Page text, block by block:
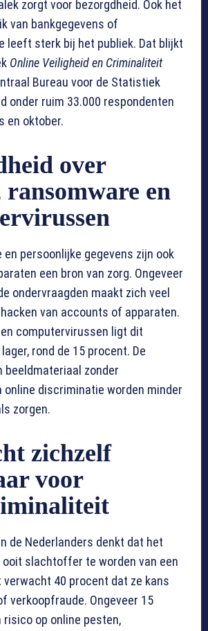
zorgt voor bezorgdheid. Ook het
van bankgegevens of
leeft sterk bij het publiek. Dat blijkt
Online Veiligheid en Criminaliteit
Bureau voor de Statistiek
onder ruim 33.000 respondenten
en oktober.
over
ransomware en
persoonlijke gegevens zijn ook
een bron van zorg. Ongeveer
ondervraagden maakt zich veel
van accounts of apparaten.
computervirussen ligt dit
rond de 15 procent. De
beeldmateriaal zonder
online discriminatie worden minder
zorgen.
zichzelf
voor
de Nederlanders denkt dat het
slachtoffer te worden van een
verwacht 40 procent dat ze kans
verkoopfraude. Ongeveer 15
op online pesten,